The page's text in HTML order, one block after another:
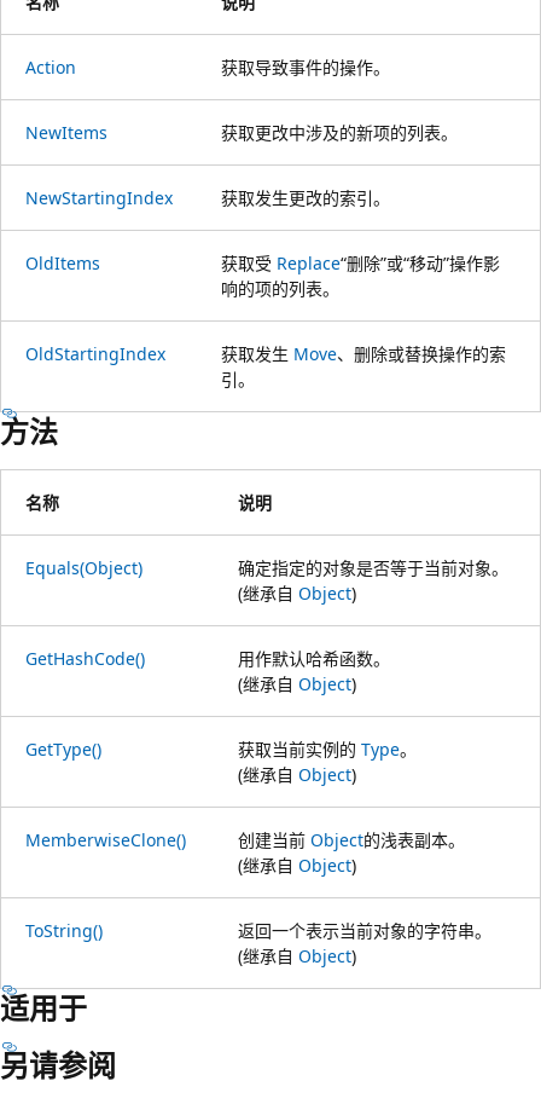
Action 获取导致事件的操作。
NewItems 获取更改中涉及的新项的列表。
NewStartingIndex 获取发生更改的索引。
OldItems 获取受 Replace“删除”或“移动”操作影
响的项的列表。
OldStartingIndex 获取发生 Move、删除或替换操作的索
引。
方法
名称 说明
Equals(Object)
确定指定的对象是否等于当前对象。
(继承自 Object)
GetHashCode()
用作默认哈希函数。
(继承自 Object)
GetType() 获取当前实例的 Type。
(继承自 Object)
MemberwiseClone() 创建当前 Object的浅表副本。
(继承自 Object)
ToString()
返回一个表示当前对象的字符串。
(继承自 Object)
适用于
另请参阅